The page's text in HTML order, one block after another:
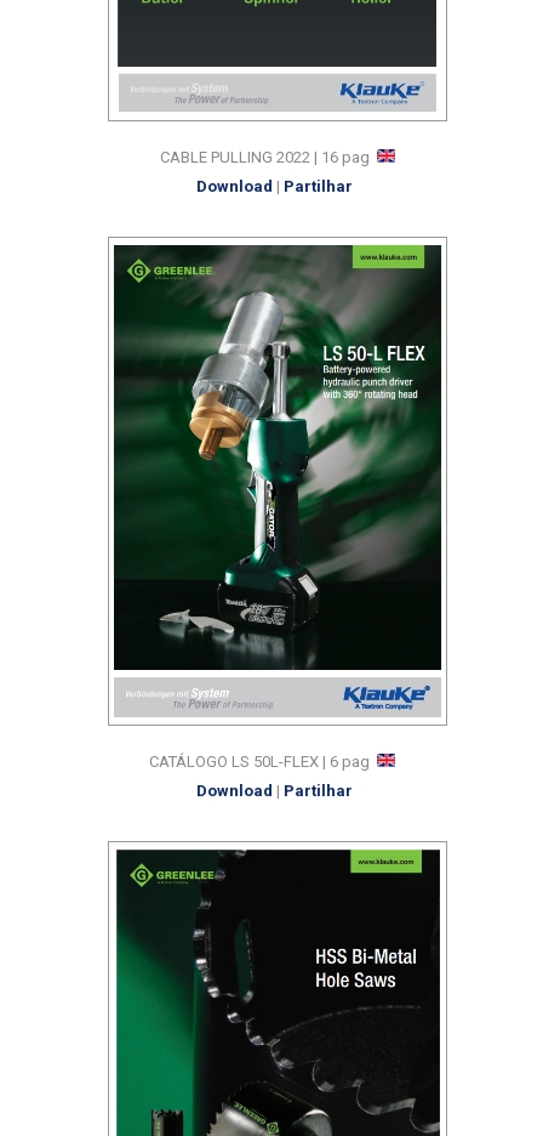
CABLE PULLING 2022 | 16 pag
Download | Partilhar
CATÁLOGO LS 50L-FLEX | 6 pag
Download | Partilhar